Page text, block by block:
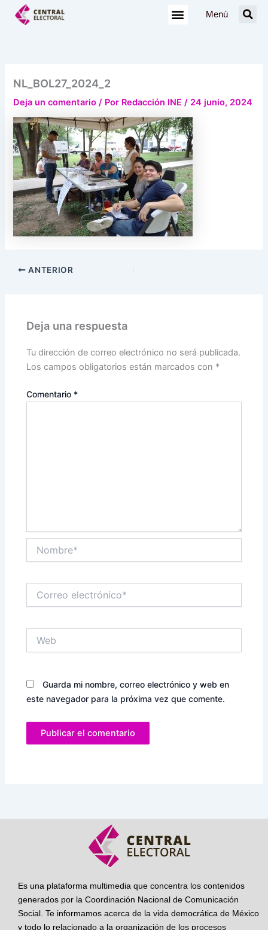
Menú
NL_BOL27_2024_2
Deja un comentario / Por Redacción INE/ 24 junio, 2024
ANTERIOR
Deja una respuesta
Tu dirección de correo electrónico no será publicada.
Los campos obligatorios están marcados con *
Comentario *
electrónico*
Guarda mi nombre, correo electrónico y web en
este navegador para la próxima vez que comente.
Es una plataforma multimedia que concentra los contenidos
generados por la Coordinación Nacional de Comunicación
Social. Te informamos acerca de la vida democrática de México
y todo lo relacionado a la organización de los procesos